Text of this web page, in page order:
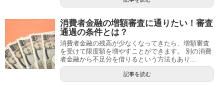
消費者金融の増額審査に通りたい！審査
通過の条件とは？
消費者金融の残高が少なくなってきたら、増額審査
を受けて限度額を増やすことができます。 別の消費
者金融から不足分を借りるという方法もあり...
記事を読む